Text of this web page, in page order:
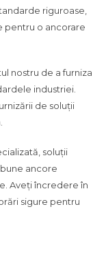
riguroase,
pentru o ancorare
nostru de a furniza
industriei.
de soluții
soluții
ancore
Aveți încredere în
sigure pentru